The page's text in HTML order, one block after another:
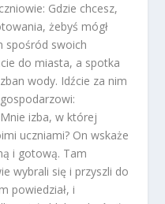
Gdzie chcesz,
żebyś mógł
spośród swoich
do miasta, a spotka
wody. Idźcie za nim
izba, w której
uczniami? On wskaże
i gotową. Tam
wybrali się i przyszli do
powiedział, i